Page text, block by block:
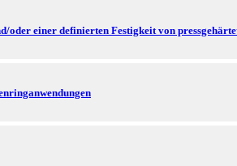
oder einer definierten Festigkeit von